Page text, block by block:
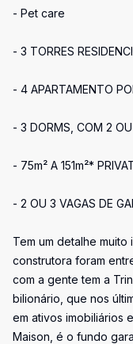
- Pet care
- 3 TORRES
- 4 APARTAMENTO
- 3 DORMS, COM 2
- 75m² A 151m²*
- 2 OU 3 VAGAS DE
Tem um detalhe
construtora foram
com a gente tem a
bilionário, que nos
em ativos imobiliários
Maison, é o fundo